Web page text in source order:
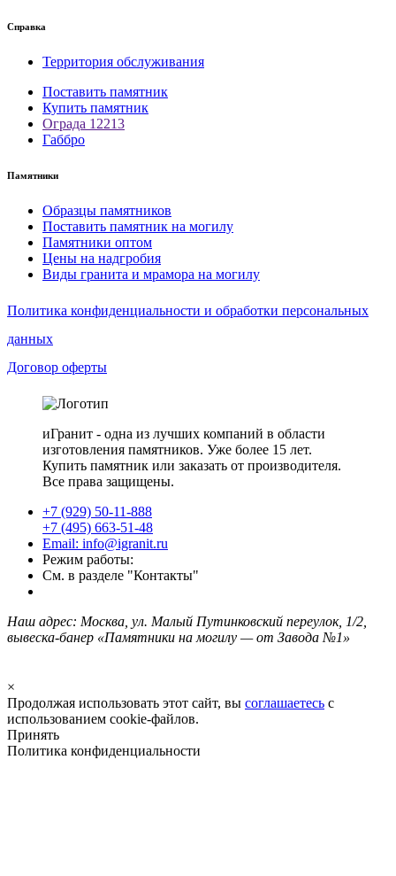
Справка
Территория обслуживания
Поставить памятник
Купить памятник
Ограда 12213
Габбро
Памятники
Образцы памятников
Поставить памятник на могилу
Памятники оптом
Цены на надгробия
Виды гранита и мрамора на могилу
Политика конфиденциальности и обработки персональных
данных
Договор оферты
иГранит - одна из лучших компаний в области
изготовления памятников. Уже более 15 лет.
Купить памятник или заказать от производителя.
Все права защищены.
+7 (929) 50-11-888
+7 (495) 663-51-48
Email: info@igranit.ru
Режим работы:
См. в разделе "Контакты"
Наш адрес: Москва, ул. Малый Путинковский переулок, 1/2,
вывеска-банер «Памятники на могилу — от Завода №1»
×
Продолжая использовать этот сайт, вы соглашаетесь с
использованием cookie-файлов.
Принять
Политика конфиденциальности